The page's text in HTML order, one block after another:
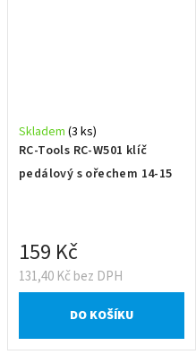
RC-Tools RC-W501 klíč
pedálový s ořechem 14-15
Skladem (3 ks)
131,40 Kč bez DPH
159 Kč
DO KOŠÍKU